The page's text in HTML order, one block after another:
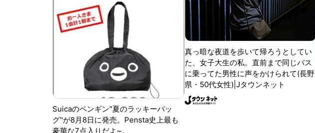
Suicaのペンギン"夏のラッキーバッ
グ"が8月8日に発売。Pensta史上最も
豪華な7点入りだよ~。
真っ暗な夜道を歩いて帰ろうとしてい
た、女子大生の私。直前まで同じバス
に乗ってた男性に声をかけられて(長野
県・50代女性)|Jタウンネット